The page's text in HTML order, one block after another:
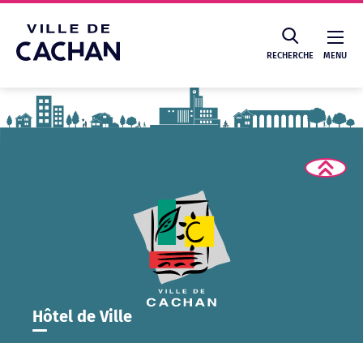
RECHERCHE MENU
Recherche
Hôtel de Ville
Cookies management panel